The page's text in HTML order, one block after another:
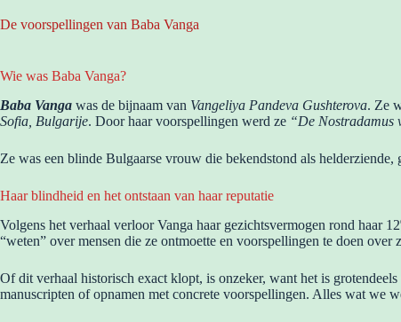
De voorspellingen van Baba Vanga
Wie was Baba Vanga?
Baba Vanga was de bijnaam van Vangeliya Pandeva Gushterova. Ze
Sofia, Bulgarije. Door haar voorspellingen werd ze “De Nostradamus
Ze was een blinde Bulgaarse vrouw die bekendstond als
Haar blindheid en het ontstaan van haar reputatie
Volgens het verhaal verloor Vanga haar gezichtsvermogen rond haar 12
“weten” over mensen die ze ontmoette en voorspellingen te doen over
Of dit verhaal historisch exact klopt, is onzeker, want het is
manuscripten of opnamen met concrete voorspellingen. Alles wat we